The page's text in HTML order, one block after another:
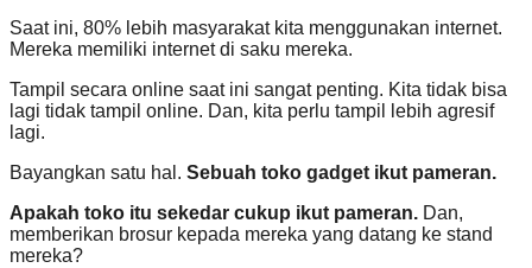
Saat ini, 80% lebih masyarakat kita menggunakan internet.
Mereka memiliki internet di saku mereka.
Tampil secara online saat ini sangat penting. Kita tidak bisa
lagi tidak tampil online. Dan, kita perlu tampil lebih agresif
lagi.
Bayangkan satu hal. Sebuah toko gadget ikut pameran.
Apakah toko itu sekedar cukup ikut pameran. Dan,
memberikan brosur kepada mereka yang datang ke stand
mereka?